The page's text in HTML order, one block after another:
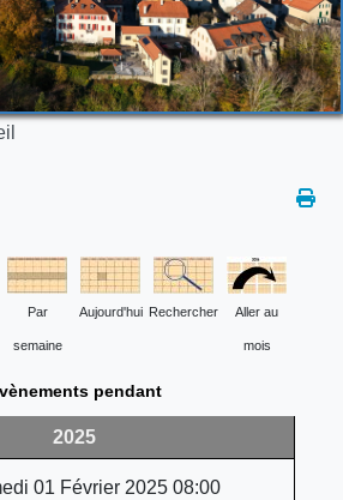
Par
semaine
Aujourd'hui Rechercher Aller au
mois
pendant
2025
01 Février 2025 08:00